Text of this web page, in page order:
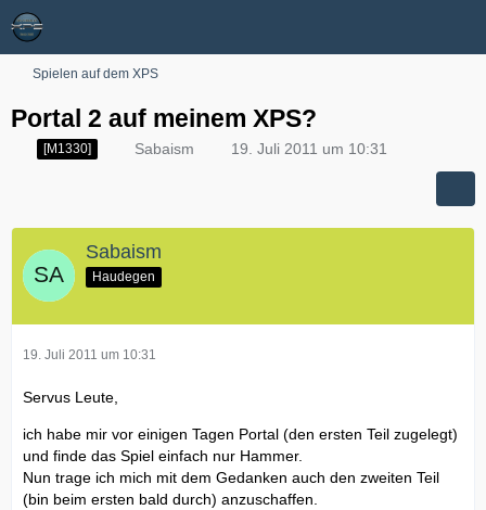
Spielen auf dem XPS
Portal 2 auf meinem XPS?
[M1330] Sabaism 19. Juli 2011 um 10:31
Sabaism
Haudegen
19. Juli 2011 um 10:31
Servus Leute,
ich habe mir vor einigen Tagen Portal (den ersten Teil zugelegt)
und finde das Spiel einfach nur Hammer.
Nun trage ich mich mit dem Gedanken auch den zweiten Teil
(bin beim ersten bald durch) anzuschaffen.